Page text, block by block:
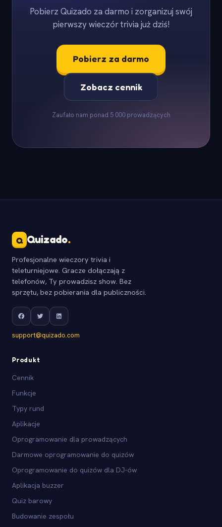
Pobierz Quizado za darmo i zorganizuj swój
pierwszy wieczór trivia już dziś!
Pobierz za darmo
Zobacz cennik
Zaufało nam ponad 5 000 prowadzących
Q Quizado.
Profesjonalne wieczory trivia i
teleturniejowe. Gracze dołączają z
telefonów, Ty prowadzisz show. Bez
sprzętu, bez pobierania dla publiczności.
support@quizado.com
Produkt
Cennik
Funkcje
Typy rund
Aplikacje
Oprogramowanie dla prowadzących
Darmowe oprogramowanie do quizów
Oprogramowanie do quizów dla DJ-ów
Aplikacja buzzer
Quiz barowy
Budowanie zespołu